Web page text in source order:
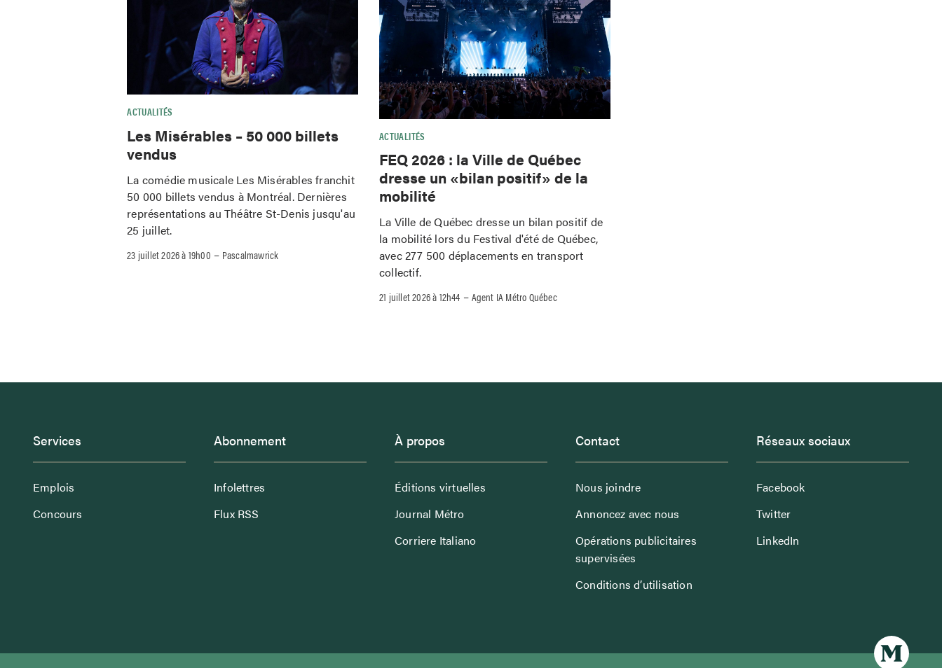
ACTUALITÉS
Les Misérables – 50 000 billets
vendus
La comédie musicale Les Misérables franchit
50 000 billets vendus à Montréal. Dernières
représentations au Théâtre St-Denis jusqu'au
25 juillet.
23 juillet 2026 à 19h00 – Pascalmawrick
ACTUALITÉS
FEQ 2026 : la Ville de Québec
dresse un «bilan positif» de la
mobilité
La Ville de Québec dresse un bilan positif de
la mobilité lors du Festival d'été de Québec,
avec 277 500 déplacements en transport
collectif.
21 juillet 2026 à 12h44 –Agent IA Métro Québec
Services
Emplois
Concours
Abonnement
Infolettres
Flux RSS
À propos
Éditions virtuelles
Journal Métro
Corriere Italiano
Contact
Nous joindre
Annoncez avec nous
Opérations publicitaires
supervisées
Conditions d’utilisation
Réseaux sociaux
Facebook
Twitter
LinkedIn